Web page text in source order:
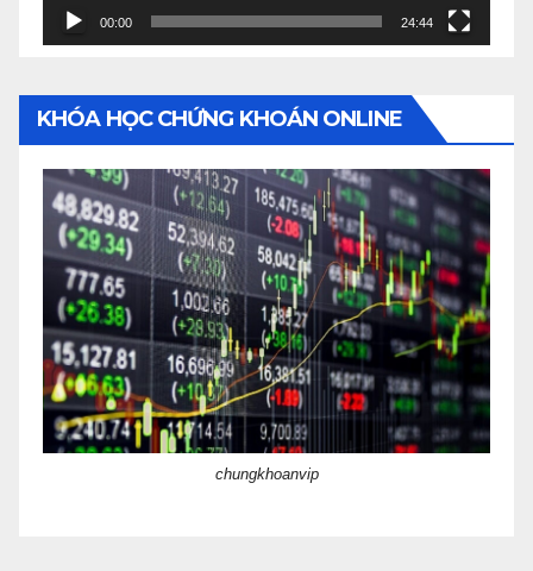
00:00 24:44
KHÓA HỌC CHỨNG KHOÁN ONLINE
chungkhoanvip